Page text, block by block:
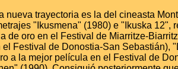
nueva trayectoria es la del cineasta
"Ikusmena" (1980) e "Ikuska 12",
de oro en el Festival de Miarritze-
Festival de Donostia-San Sebastián),
a la mejor película en el Festival de